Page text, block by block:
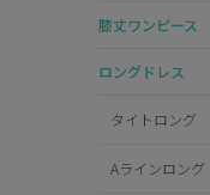
膝丈ワンピース
ロングドレス
タイトロング
Aラインロング